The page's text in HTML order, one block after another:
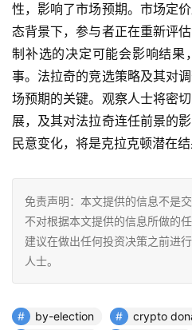
性，影响了市场预期。市场定
态背景下，参与者正在重新评
制补选的决定可能会影响结果
事。法拉奇的竞选策略及其对
场预期的关键。观察人士将密
展，及其对法拉奇连任前景的
民意变化，将是克拉克顿潜在结
免责声明：本文提供的信息不是
不对根据本文提供的信息所做的
建议在做出任何投资决策之前进
人士。
by-election crypto